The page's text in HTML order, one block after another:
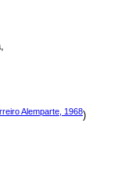
Alemparte, 1968)